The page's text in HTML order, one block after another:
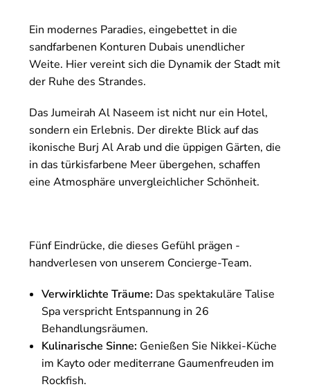
Ein modernes Paradies, eingebettet in die
sandfarbenen Konturen Dubais unendlicher
Weite. Hier vereint sich die Dynamik der Stadt mit
der Ruhe des Strandes.
Das Jumeirah Al Naseem ist nicht nur ein Hotel,
sondern ein Erlebnis. Der direkte Blick auf das
ikonische Burj Al Arab und die üppigen Gärten, die
in das türkisfarbene Meer übergehen, schaffen
eine Atmosphäre unvergleichlicher Schönheit.
Fünf Eindrücke, die dieses Gefühl prägen -
handverlesen von unserem Concierge-Team.
Verwirklichte Träume: Das spektakuläre Talise
Spa verspricht Entspannung in 26
Behandlungsräumen.
Kulinarische Sinne: Genießen Sie Nikkei-Küche
im Kayto oder mediterrane Gaumenfreuden im
Rockfish.